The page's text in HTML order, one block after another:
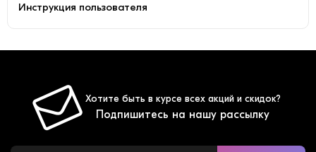
Инструкция пользователя
Хотите быть в курсе всех акций и скидок?
Подпишитесь на нашу рассылку